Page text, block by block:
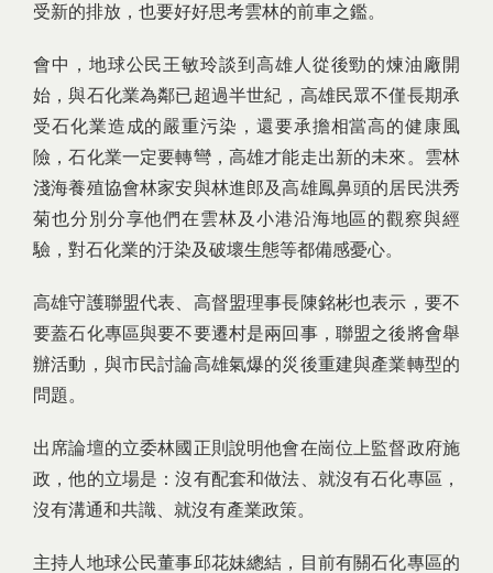
受新的排放，也要好好思考雲林的前車之鑑。
會中，地球公民王敏玲談到高雄人從後勁的煉油廠開
始，與石化業為鄰已超過半世紀，高雄民眾不僅長期承
受石化業造成的嚴重污染，還要承擔相當高的健康風
險，石化業一定要轉彎，高雄才能走出新的未來。雲林
淺海養殖協會林家安與林進郎及高雄鳳鼻頭的居民洪秀
菊也分別分享他們在雲林及小港沿海地區的觀察與經
驗，對石化業的汙染及破壞生態等都備感憂心。
高雄守護聯盟代表、高督盟理事長陳銘彬也表示，要不
要蓋石化專區與要不要遷村是兩回事，聯盟之後將會舉
辦活動，與市民討論高雄氣爆的災後重建與產業轉型的
問題。
出席論壇的立委林國正則說明他會在崗位上監督政府施
政，他的立場是：沒有配套和做法、就沒有石化專區，
沒有溝通和共識、就沒有產業政策。
主持人地球公民董事邱花妹總結，目前有關石化專區的